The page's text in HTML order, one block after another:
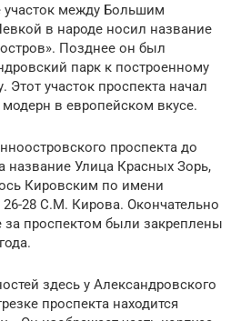
между Большим
в народе носил название
Позднее он был
парк к построенному
Этот участок проспекта начал
модерн в европейском вкусе.
проспекта до
название Улица Красных Зорь,
Кировским по имени
28 С.М. Кирова. Окончательно
за проспектом были закреплены
здесь у Александровского
проспекта находится